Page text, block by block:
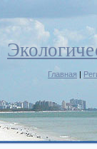
Главная |